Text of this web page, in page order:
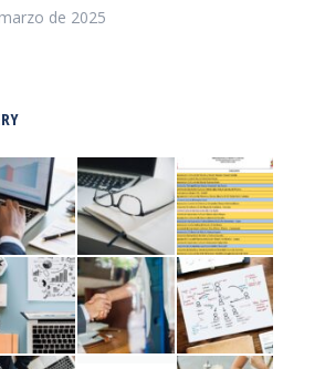
de 2025